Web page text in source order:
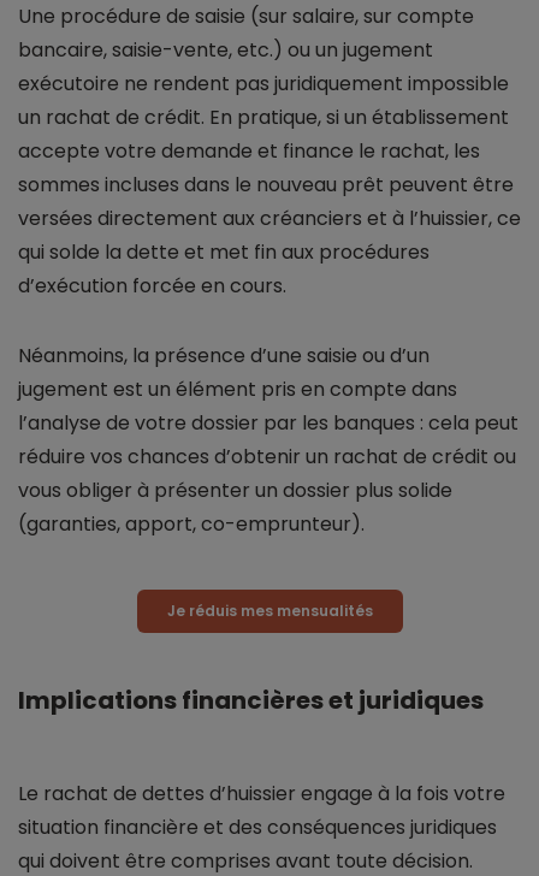
Une procédure de saisie (sur salaire, sur compte
bancaire, saisie-vente, etc.) ou un jugement
exécutoire ne rendent pas juridiquement impossible
un rachat de crédit. En pratique, si un établissement
accepte votre demande et finance le rachat, les
sommes incluses dans le nouveau prêt peuvent être
versées directement aux créanciers et à l’huissier, ce
qui solde la dette et met fin aux procédures
d’exécution forcée en cours.
Néanmoins, la présence d’une saisie ou d’un
jugement est un élément pris en compte dans
l’analyse de votre dossier par les banques : cela peut
réduire vos chances d’obtenir un rachat de crédit ou
vous obliger à présenter un dossier plus solide
(garanties, apport, co-emprunteur).
Je réduis mes mensualités
Implications financières et juridiques
Le rachat de dettes d’huissier engage à la fois votre
situation financière et des conséquences juridiques
qui doivent être comprises avant toute décision.